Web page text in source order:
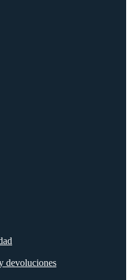
devoluciones